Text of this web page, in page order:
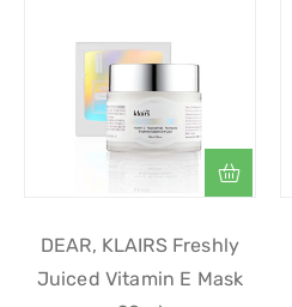
DEAR, KLAIRS Freshly
Juiced Vitamin E Mask